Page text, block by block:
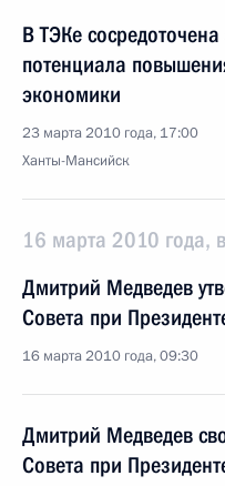
В ТЭКе
потенциала
экономики
23 марта 2010 года, 17:00
Ханты-Мансийск
16 марта 2010 года,
Дмитрий Медведев
Совета при
16 марта 2010 года, 09:30
Дмитрий Медведев
Совета при